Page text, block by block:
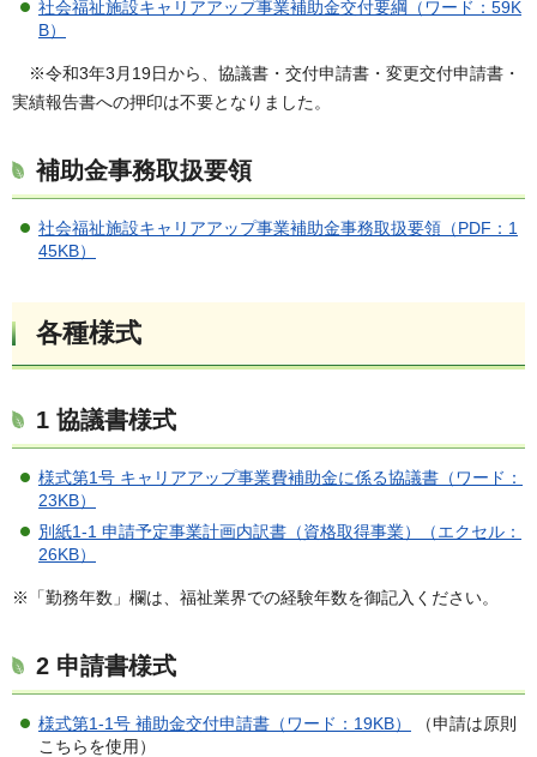
社会福祉施設キャリアアップ事業補助金交付要綱（ワード：59K
B）
※令和3年3月19日から、協議書・交付申請書・変更交付申請書・
実績報告書への押印は不要となりました。
補助金事務取扱要領
社会福祉施設キャリアアップ事業補助金事務取扱要領（PDF：1
45KB）
各種様式
1 協議書様式
様式第1号 キャリアアップ事業費補助金に係る協議書（ワード：
23KB）
別紙1-1 申請予定事業計画内訳書（資格取得事業）（エクセル：
26KB）
※「勤務年数」欄は、福祉業界での経験年数を御記入ください。
2 申請書様式
様式第1-1号 補助金交付申請書（ワード：19KB）
（申請は原則
こちらを使用）